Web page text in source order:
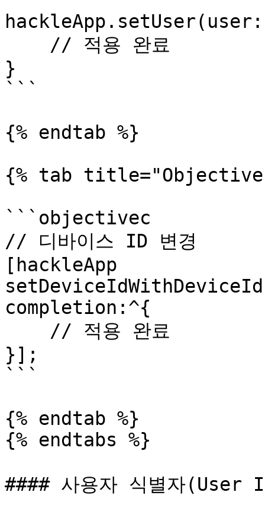
}
```
{% endtab %}
{% tab
```objectivec
// 디바이스 ID 변경
[hackleApp
completion:^{
}];
```
{% endtab %}
{% endtabs %}
#### 사용자 식별자(User